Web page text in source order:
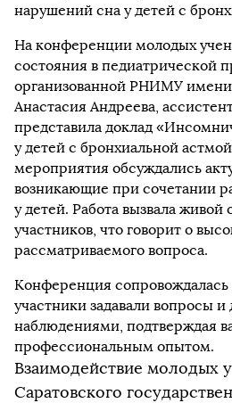
нарушений сна у детей с
На конференции молодых
состояния в педиатрической
организованной РНИМУ
Анастасия Андреева,
представила доклад
у детей с бронхиальной
мероприятия обсуждались
возникающие при сочетании
у детей. Работа вызвала живой
участников, что говорит о
рассматриваемого вопроса.
Конференция сопровождалась
участники задавали вопросы
наблюдениями, подтверждая
профессиональным опытом.
Взаимодействие молодых
Саратовского